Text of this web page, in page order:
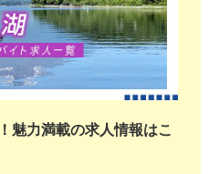
魅力満載の求人情報はこ